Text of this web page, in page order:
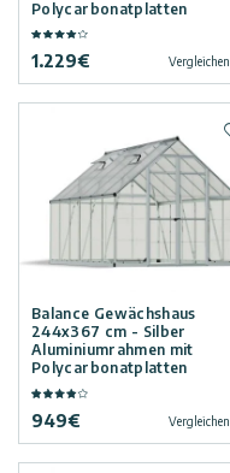
Polycarbonatplatten
1.229€ Vergleichen
Balance Gewächshaus
244x367 cm - Silber
Aluminiumrahmen mit
Polycarbonatplatten
949€ Vergleichen